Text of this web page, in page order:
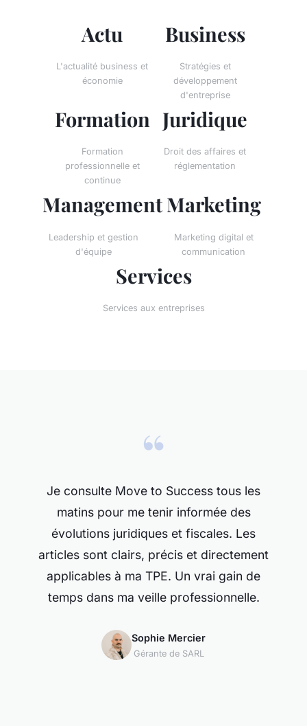
Actu
L'actualité business et
économie
Business
Stratégies et
développement
d'entreprise
Formation
Formation
professionnelle et
continue
Juridique
Droit des affaires et
réglementation
Management
Leadership et gestion
d'équipe
Marketing
Marketing digital et
communication
Services
Services aux entreprises
“
Je consulte Move to Success tous les
matins pour me tenir informée des
évolutions juridiques et fiscales. Les
articles sont clairs, précis et directement
applicables à ma TPE. Un vrai gain de
temps dans ma veille professionnelle.
Sophie Mercier
Gérante de SARL